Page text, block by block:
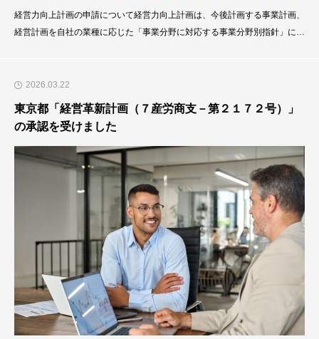
経営力向上計画の申請について経営力向上計画は、今後計画する事業計画、
経営計画を自社の業種に応じた「事業分野に対応する事業分野別指針」に沿
各種優遇を受けることができます。当社のケースでは、①金融支援→今後の
デットファイナンス→グラントファイナンスの連続した事
2026.03.22
東京都「経営革新計画（７産労商支－第２１７２号）」
の承認を受けました